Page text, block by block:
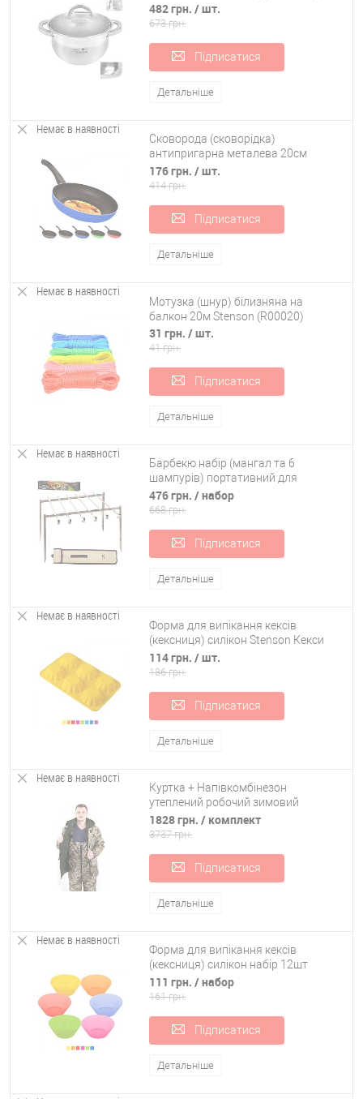
482 грн. / шт.
673 грн.
Підписатися
Детальніше
Немає в наявності
Сковорода (сковорідка)
антипригарна металева 20см
Stenson (MH-0279)
176 грн. / шт.
414 грн.
Підписатися
Детальніше
Немає в наявності
Мотузка (шнур) білизняна на
балкон 20м Stenson (R00020)
31 грн. / шт.
41 грн.
Підписатися
Детальніше
Немає в наявності
Барбекю набір (мангал та 6
шампурів) портативний для
природи Stenson (MH-0158)
476 грн. / набор
668 грн.
Підписатися
Детальніше
Немає в наявності
Форма для випікання кексів
(кексниця) силікон Stenson Кекси
(HH-337)
114 грн. / шт.
186 грн.
Підписатися
Детальніше
Немає в наявності
Куртка + Напівкомбінезон
утеплений робочий зимовий
(зимовий спецодяг костюм для
полювання/рибалки) OSPORT ty-
1828 грн. / комплект
3737 грн.
Підписатися
Детальніше
Немає в наявності
Форма для випікання кексів
(кексниця) силікон набір 12шт
Stenson (HH-047)
111 грн. / набор
161 грн.
Підписатися
Детальніше